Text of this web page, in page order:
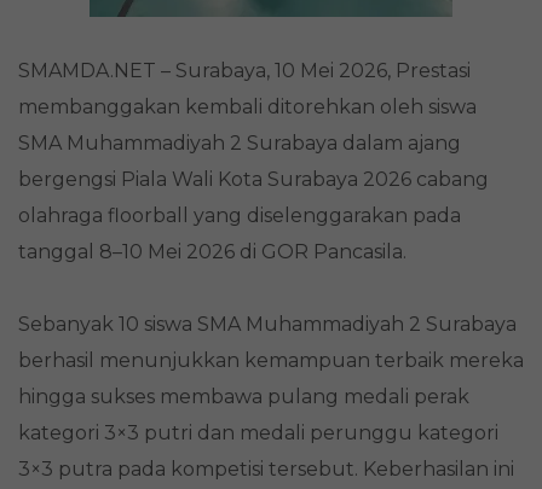
SMAMDA.NET – Surabaya, 10 Mei 2026, Prestasi
membanggakan kembali ditorehkan oleh siswa
SMA Muhammadiyah 2 Surabaya dalam ajang
bergengsi Piala Wali Kota Surabaya 2026 cabang
olahraga floorball yang diselenggarakan pada
tanggal 8–10 Mei 2026 di GOR Pancasila.
Sebanyak 10 siswa SMA Muhammadiyah 2 Surabaya
berhasil menunjukkan kemampuan terbaik mereka
hingga sukses membawa pulang medali perak
kategori 3×3 putri dan medali perunggu kategori
3×3 putra pada kompetisi tersebut. Keberhasilan ini